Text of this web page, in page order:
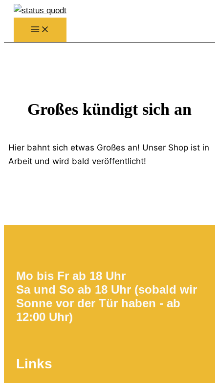
Zum
Inhalt
springen
Großes kündigt sich an
Hier bahnt sich etwas Großes an! Unser Shop ist in
Arbeit und wird bald veröffentlicht!
Mo bis Fr ab 18 Uhr
Sa und So ab 18 Uhr (sobald wir
Sonne vor der Tür haben - ab
12:00 Uhr)
Links